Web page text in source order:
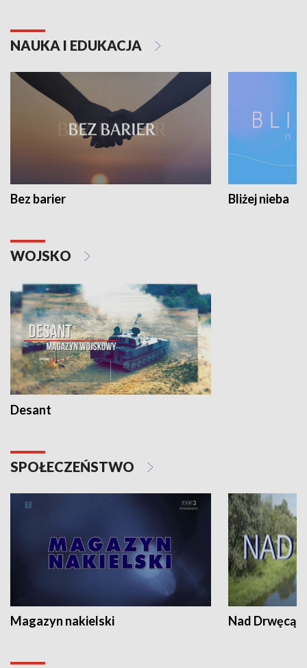
NAUKA I EDUKACJA
Bez barier Bliżej nieba
WOJSKO
Desant
SPOŁECZEŃSTWO
Magazyn nakielski Nad Drwęcą